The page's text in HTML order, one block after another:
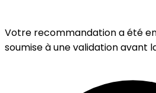
Votre recommandation a été
soumise à une validation avant